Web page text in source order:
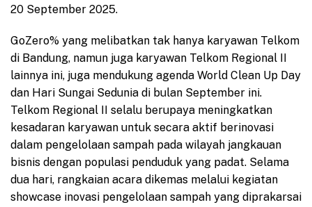
20 September 2025.
GoZero% yang melibatkan tak hanya karyawan Telkom
di Bandung, namun juga karyawan Telkom Regional II
lainnya ini, juga mendukung agenda World Clean Up Day
dan Hari Sungai Sedunia di bulan September ini.
Telkom Regional II selalu berupaya meningkatkan
kesadaran karyawan untuk secara aktif berinovasi
dalam pengelolaan sampah pada wilayah jangkauan
bisnis dengan populasi penduduk yang padat. Selama
dua hari, rangkaian acara dikemas melalui kegiatan
showcase inovasi pengelolaan sampah yang diprakarsai